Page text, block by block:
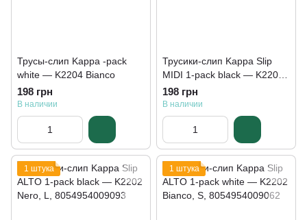
Трусы-слип Kappa -pack
white — K2204 Bianco
198 грн
В наличии
Трусики-слип Kappa Slip
MIDI 1-pack black — K2204
Nero
198 грн
В наличии
1 штука 1 штука